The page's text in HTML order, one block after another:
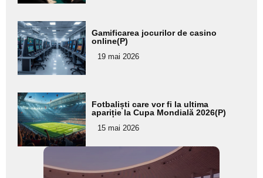
Adaugă
aici textul
pentru
subtitlu
Gamificarea jocurilor de casino
online(P)
19 mai 2026
Adaugă
aici textul
pentru
subtitlu
Fotbaliști care vor fi la ultima
apariție la Cupa Mondială 2026(P)
15 mai 2026